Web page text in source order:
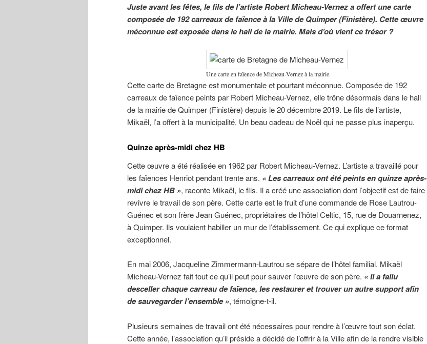
Juste avant les fêtes, le fils de l’artiste Robert Micheau-Vernez a offert une carte
composée de 192 carreaux de faïence à la Ville de Quimper (Finistère). Cette œuvre
méconnue est exposée dans le hall de la mairie. Mais d’où vient ce trésor ?
Une carte en faïence de Micheau-Vernez à la mairie.
Cette carte de Bretagne est monumentale et pourtant méconnue. Composée de 192
carreaux de faïence peints par Robert Micheau-Vernez, elle trône désormais dans le hall
de la mairie de Quimper (Finistère) depuis le 20 décembre 2019. Le fils de l’artiste,
Mikaël, l’a offert à la municipalité. Un beau cadeau de Noël qui ne passe plus inaperçu.
Quinze après-midi chez HB
Cette œuvre a été réalisée en 1962 par Robert Micheau-Vernez. L’artiste a travaillé pour
les faïences Henriot pendant trente ans. « Les carreaux ont été peints en quinze après-
midi chez HB », raconte Mikaël, le fils. Il a créé une association dont l’objectif est de faire
revivre le travail de son père. Cette carte est le fruit d’une commande de Rose Lautrou-
Guénec et son frère Jean Guénec, propriétaires de l’hôtel Celtic, 15, rue de Douarnenez,
à Quimper. Ils voulaient habiller un mur de l’établissement. Ce qui explique ce format
exceptionnel.
En mai 2006, Jacqueline Zimmermann-Lautrou se sépare de l’hôtel familial. Mikaël
Micheau-Vernez fait tout ce qu’il peut pour sauver l’œuvre de son père. « Il a fallu
desceller chaque carreau de faïence, les restaurer et trouver un autre support afin
de sauvegarder l’ensemble », témoigne-t-il.
Plusieurs semaines de travail ont été nécessaires pour rendre à l’œuvre tout son éclat.
Cette année, l’association qu’il préside a décidé de l’offrir à la Ville afin de la rendre visible